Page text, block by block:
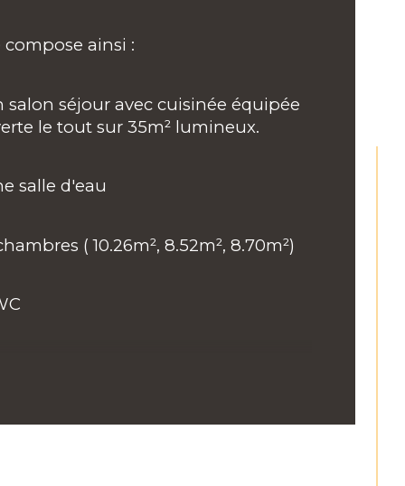
Valeurs
de pièces
de salle d'eau
de cuisine
compose ainsi :
salon séjour avec cuisinée équipée
le tout sur 35m² lumineux.
salle d'eau
( 10.26m², 8.52m², 8.70m²)